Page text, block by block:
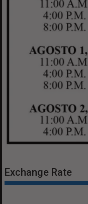
Exchange Rate